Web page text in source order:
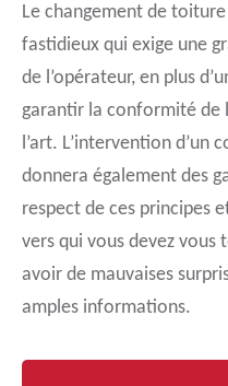
Le changement de
fastidieux qui exige une
de l’opérateur, en plus
garantir la conformité de
l’art. L’intervention d’un
donnera également des
respect de ces principes
vers qui vous devez vous
avoir de mauvaises
amples informations.